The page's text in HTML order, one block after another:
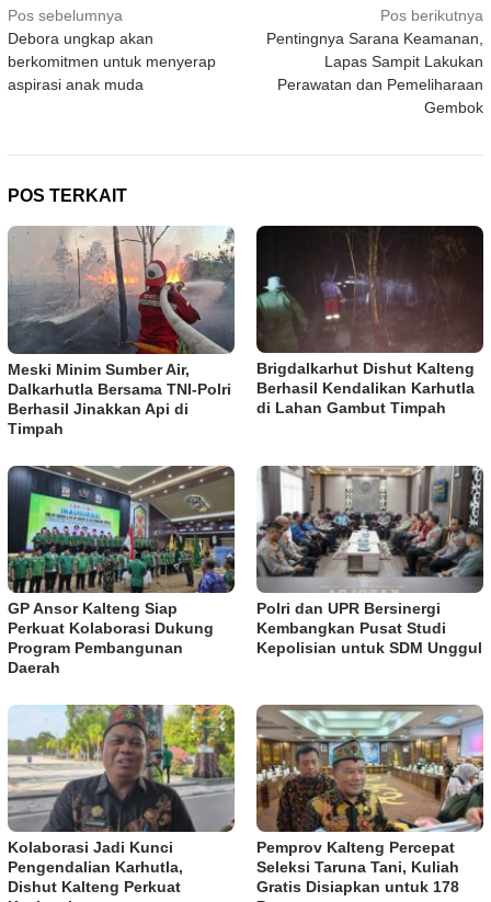
Navigasi
pos
Pos sebelumnya
Debora ungkap akan
berkomitmen untuk menyerap
aspirasi anak muda
Pos berikutnya
Pentingnya Sarana Keamanan,
Lapas Sampit Lakukan
Perawatan dan Pemeliharaan
Gembok
POS TERKAIT
Meski Minim Sumber Air,
Dalkarhutla Bersama TNI-Polri
Berhasil Jinakkan Api di
Timpah
Brigdalkarhut Dishut Kalteng
Berhasil Kendalikan Karhutla
di Lahan Gambut Timpah
GP Ansor Kalteng Siap
Perkuat Kolaborasi Dukung
Program Pembangunan
Daerah
Polri dan UPR Bersinergi
Kembangkan Pusat Studi
Kepolisian untuk SDM Unggul
Kolaborasi Jadi Kunci
Pengendalian Karhutla,
Dishut Kalteng Perkuat
Pemprov Kalteng Percepat
Seleksi Taruna Tani, Kuliah
Gratis Disiapkan untuk 178